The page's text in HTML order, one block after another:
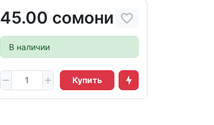
45.00 сомони
В наличии
Купить